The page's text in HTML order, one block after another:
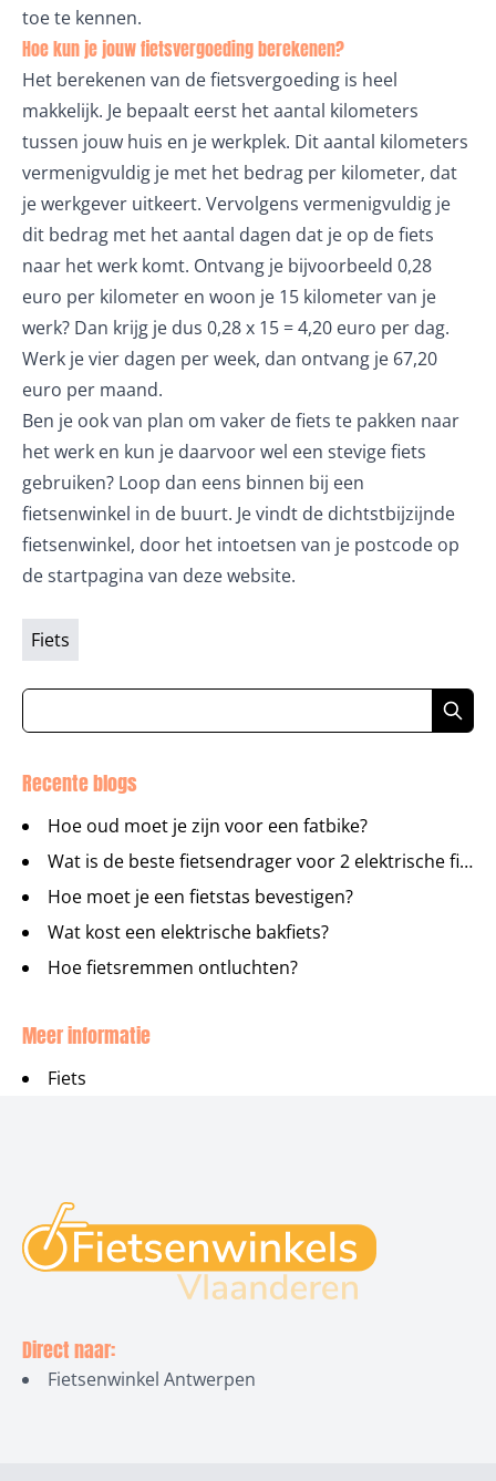
toe te kennen.
Hoe kun je jouw fietsvergoeding berekenen?
Het berekenen van de fietsvergoeding is heel
makkelijk. Je bepaalt eerst het aantal kilometers
tussen jouw huis en je werkplek. Dit aantal kilometers
vermenigvuldig je met het bedrag per kilometer, dat
je werkgever uitkeert. Vervolgens vermenigvuldig je
dit bedrag met het aantal dagen dat je op de fiets
naar het werk komt. Ontvang je bijvoorbeeld 0,28
euro per kilometer en woon je 15 kilometer van je
werk? Dan krijg je dus 0,28 x 15 = 4,20 euro per dag.
Werk je vier dagen per week, dan ontvang je 67,20
euro per maand.
Ben je ook van plan om vaker de fiets te pakken naar
het werk en kun je daarvoor wel een stevige fiets
gebruiken? Loop dan eens binnen bij een
fietsenwinkel in de buurt. Je vindt de dichtstbijzijnde
fietsenwinkel, door het intoetsen van je postcode op
de startpagina van deze website.
Fiets
Recente blogs
Hoe oud moet je zijn voor een fatbike?
Wat is de beste fietsendrager voor 2 elektrische fietsen?
Hoe moet je een fietstas bevestigen?
Wat kost een elektrische bakfiets?
Hoe fietsremmen ontluchten?
Meer informatie
Fiets
Direct naar:
Fietsenwinkel Antwerpen